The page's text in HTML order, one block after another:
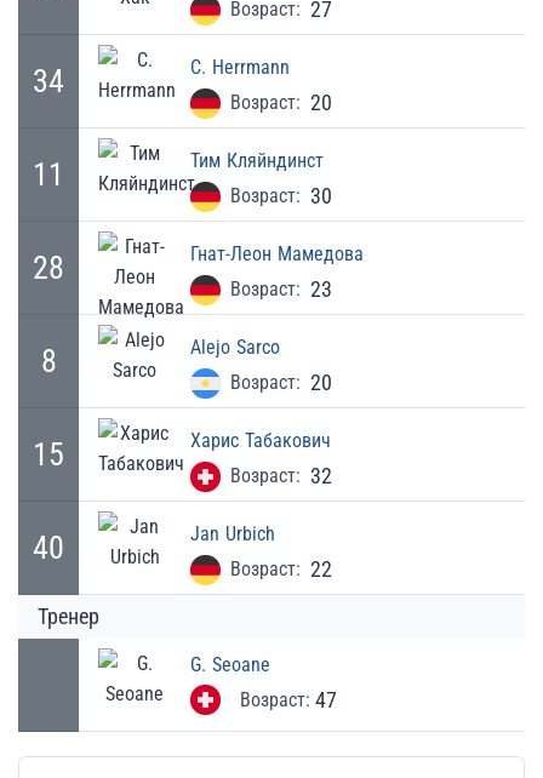
Возраст: 27
34 C. Herrmann
Возраст: 20
11 Тим Кляйндинст
Возраст: 30
28 Гнат-Леон Мамедова
Возраст: 23
8 Alejo Sarco
Возраст: 20
15 Харис Табакович
Возраст: 32
40 Jan Urbich
Возраст: 22
Тренер
G. Seoane
Возраст: 47